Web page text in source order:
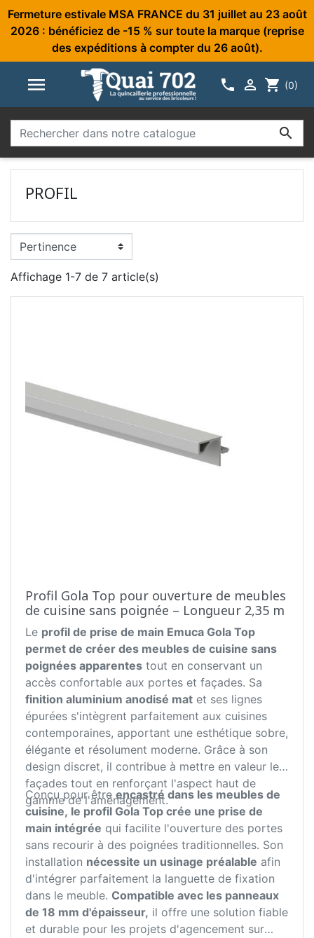
Fermeture estivale MSA FRANCE du 31 juillet au 23 août
2026 : bénéficiez de -15 % sur toute la marque (reprise
des expéditions à compter du 26 août).
   shopping_cart (0)

PROFIL
Affichage 1-7 de 7 article(s)
Profil Gola Top pour ouverture de meubles
de cuisine sans poignée – Longueur 2,35 m
Le profil de prise de main Emuca Gola Top
permet de créer des meubles de cuisine sans
poignées apparentes tout en conservant un
accès confortable aux portes et façades. Sa
finition aluminium anodisé mat et ses lignes
épurées s'intègrent parfaitement aux cuisines
contemporaines, apportant une esthétique sobre,
élégante et résolument moderne. Grâce à son
design discret, il contribue à mettre en valeur les
façades tout en renforçant l'aspect haut de
gamme de l'aménagement.
Conçu pour êtreencastré dans les meubles de
cuisine, le profil Gola Top crée une prise de
main intégrée qui facilite l'ouverture des portes
sans recourir à des poignées traditionnelles. Son
installation nécessite un usinage préalable afin
d'intégrer parfaitement la languette de fixation
dans le meuble. Compatible avec les panneaux
de 18 mm d'épaisseur, il offre une solution fiable
et durable pour les projets d'agencement sur